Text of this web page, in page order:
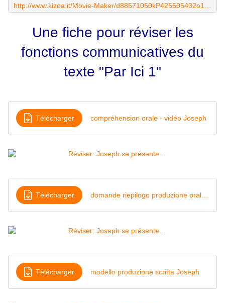
Une fiche pour réviser les
fonctions communicatives du
texte "Par Ici 1"
Télécharger compréhension orale - vidéo Joseph
Télécharger
Télécharger modello produzione scritta Joseph